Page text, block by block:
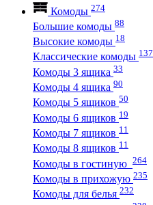
Комоды 274
Большие комоды 88
Высокие комоды 18
Классические комоды 137
Комоды 3 ящика 33
Комоды 4 ящика 90
Комоды 5 ящиков 50
Комоды 6 ящиков 19
Комоды 7 ящиков 11
Комоды 8 ящиков 11
Комоды в гостиную 264
Комоды в прихожую 235
Комоды для белья 232